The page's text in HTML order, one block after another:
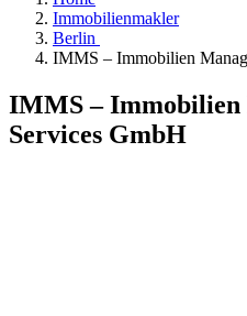
Immobilienmakler
Berlin
IMMS – Immobilien
IMMS – Immobilien
Services GmbH